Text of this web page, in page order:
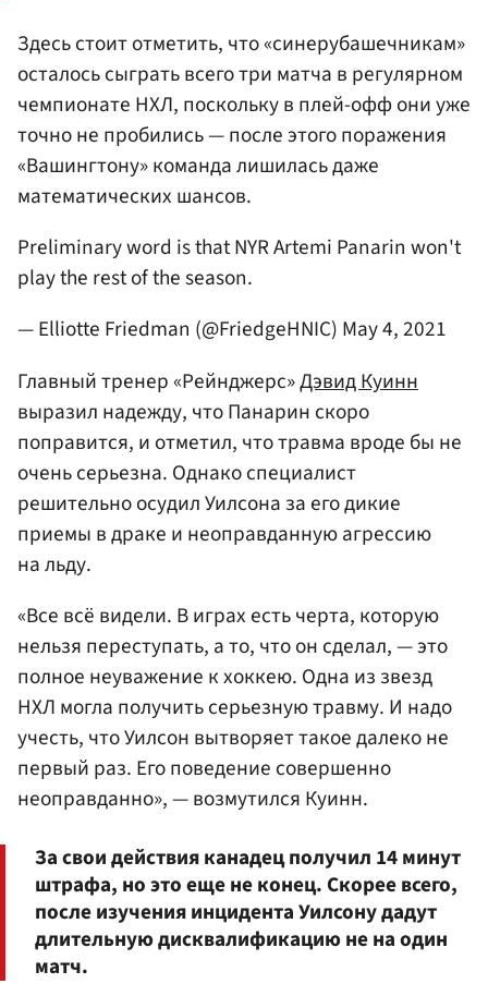
Здесь стоит отметить, что «синерубашечникам»
осталось сыграть всего три матча в регулярном
чемпионате НХЛ, поскольку в плей-офф они уже
точно не пробились — после этого поражения
«Вашингтону» команда лишилась даже
математических шансов.
Preliminary word is that NYR Artemi Panarin won't
play the rest of the season.
— Elliotte Friedman (@FriedgeHNIC) May 4, 2021
Главный тренер «Рейнджерс»Дэвид Куинн
выразил надежду, что Панарин скоро
поправится, и отметил, что травма вроде бы не
очень серьезна. Однако специалист
решительно осудил Уилсона за его дикие
приемы в драке и неоправданную агрессию
на льду.
«Все всё видели. В играх есть черта, которую
нельзя переступать, а то, что он сделал, — это
полное неуважение к хоккею. Одна из звезд
НХЛ могла получить серьезную травму. И надо
учесть, что Уилсон вытворяет такое далеко не
первый раз. Его поведение совершенно
неоправданно», — возмутился Куинн.
За свои действия канадец получил 14 минут
штрафа, но это еще не конец. Скорее всего,
после изучения инцидента Уилсону дадут
длительную дисквалификацию не на один
матч.